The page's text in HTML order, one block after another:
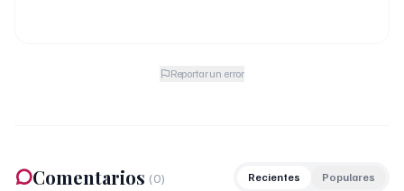
Reportar un error
Comentarios (0) Recientes Populares